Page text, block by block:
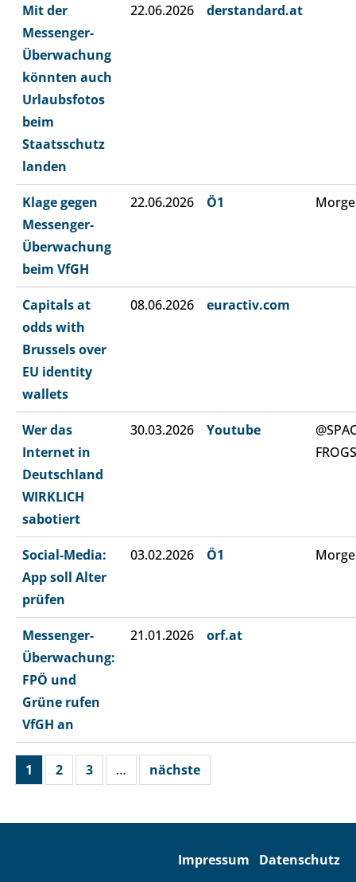
Mit der
Messenger-
Überwachung
könnten auch
Urlaubsfotos
beim
Staatsschutz
landen
22.06.2026 derstandard.at
Klage gegen
Messenger-
Überwachung
beim VfGH
22.06.2026 Ö1
Capitals at
odds with
Brussels over
EU identity
wallets
08.06.2026 euractiv.com
Wer das
Internet in
Deutschland
WIRKLICH
sabotiert
30.03.2026 Youtube
FROGS
Social-Media:
App soll Alter
prüfen
03.02.2026 Ö1
Messenger-
Überwachung:
FPÖ und
Grüne rufen
VfGH an
21.01.2026 orf.at
1 2 3 … nächste
Impressum Datenschutz